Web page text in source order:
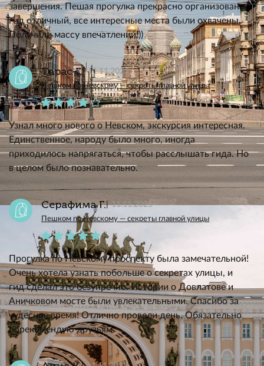
завершения. Пешая прогулка прекрасно организована,
гид отличный, все интересные места были охвачены.
Получили массу впечатлений!))
Тарас Г. 11.11.2025
Пешком по Невскому — секреты главной улицы
Узнал много нового о Невском, экскурсия интересная.
Единственное, народу было много, иногда
приходилось напрягаться, чтобы расслышать гида. Но
в целом было познавательно.
Серафима Г. 11.11.2025
Пешком по Невскому — секреты главной улицы
Прогулка по Невскому проспекту была замечательной!
Очень хотела узнать побольше о секретах улицы, и
гид сделал это безупречно. Истории о Довлатове и
Аничковом мосте были увлекательными. Спасибо за
чудесное время! Отлично провели день. Обязательно
порекомендую друзьям.